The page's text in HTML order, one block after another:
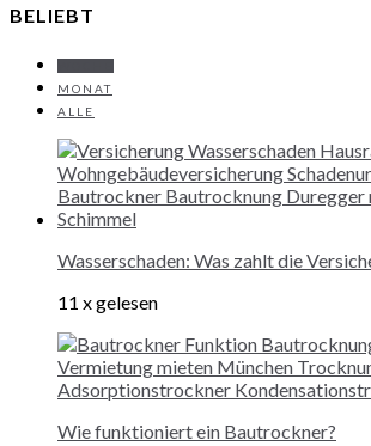
BELIEBT
MONAT
ALLE
Wasserschaden: Was zahlt die
11 x gelesen
Wie funktioniert ein Bautrockner?